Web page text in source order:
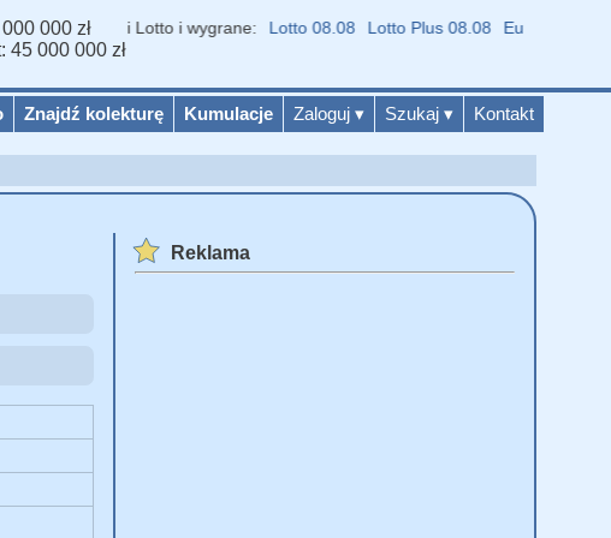
Znajdź kolekturę Kumulacje Zaloguj ▾ Szukaj ▾ Kontakt
000 zł
45 000 000 zł
Wyniki Lotto i wygrane: Lotto 08.08 Lotto Plus 08.08 Eurojackpot
Reklama